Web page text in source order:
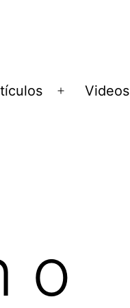
Abrir
Videos
o